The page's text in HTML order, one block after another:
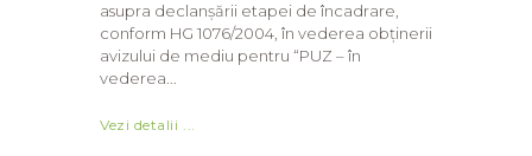
asupra declanșării etapei de încadrare,
conform HG 1076/2004, în vederea obținerii
avizului de mediu pentru “PUZ – în
vederea...
Vezi detalii ...